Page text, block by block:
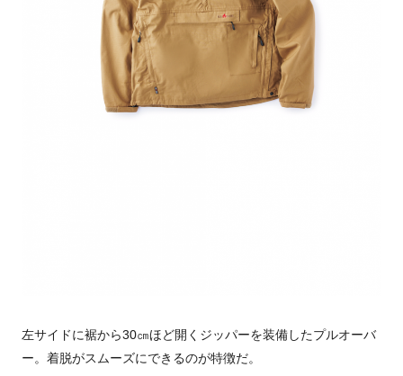
左サイドに裾から30㎝ほど開くジッパーを装備したプルオーバ
ー。着脱がスムーズにできるのが特徴だ。